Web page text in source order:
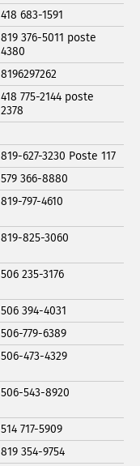
418 683-1591
819 376-5011 poste
4380
8196297262
418 775-2144 poste
2378
819-627-3230 Poste 117
579 366-8880
819-797-4610
819-825-3060
506 235-3176
506 394-4031
506-779-6389
506-473-4329
506-543-8920
514 717-5909
819 354-9754